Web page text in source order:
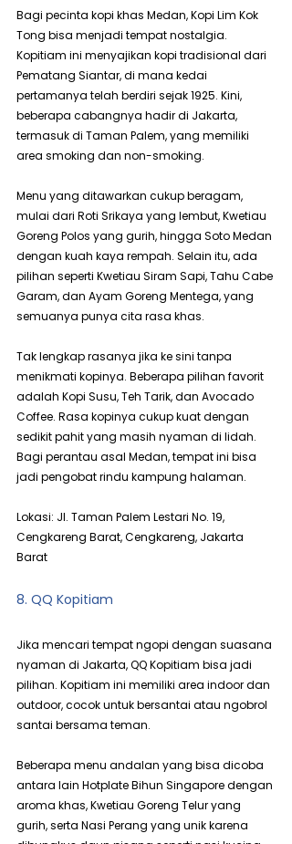
Bagi pecinta kopi khas Medan, Kopi Lim Kok
Tong bisa menjadi tempat nostalgia.
Kopitiam ini menyajikan kopi tradisional dari
Pematang Siantar, di mana kedai
pertamanya telah berdiri sejak 1925. Kini,
beberapa cabangnya hadir di Jakarta,
termasuk di Taman Palem, yang memiliki
area smoking dan non-smoking.
Menu yang ditawarkan cukup beragam,
mulai dari Roti Srikaya yang lembut, Kwetiau
Goreng Polos yang gurih, hingga Soto Medan
dengan kuah kaya rempah. Selain itu, ada
pilihan seperti Kwetiau Siram Sapi, Tahu Cabe
Garam, dan Ayam Goreng Mentega, yang
semuanya punya cita rasa khas.
Tak lengkap rasanya jika ke sini tanpa
menikmati kopinya. Beberapa pilihan favorit
adalah Kopi Susu, Teh Tarik, dan Avocado
Coffee. Rasa kopinya cukup kuat dengan
sedikit pahit yang masih nyaman di lidah.
Bagi perantau asal Medan, tempat ini bisa
jadi pengobat rindu kampung halaman.
Lokasi: Jl. Taman Palem Lestari No. 19,
Cengkareng Barat, Cengkareng, Jakarta
Barat
8. QQ Kopitiam
Jika mencari tempat ngopi dengan suasana
nyaman di Jakarta, QQ Kopitiam bisa jadi
pilihan. Kopitiam ini memiliki area indoor dan
outdoor, cocok untuk bersantai atau ngobrol
santai bersama teman.
Beberapa menu andalan yang bisa dicoba
antara lain Hotplate Bihun Singapore dengan
aroma khas, Kwetiau Goreng Telur yang
gurih, serta Nasi Perang yang unik karena